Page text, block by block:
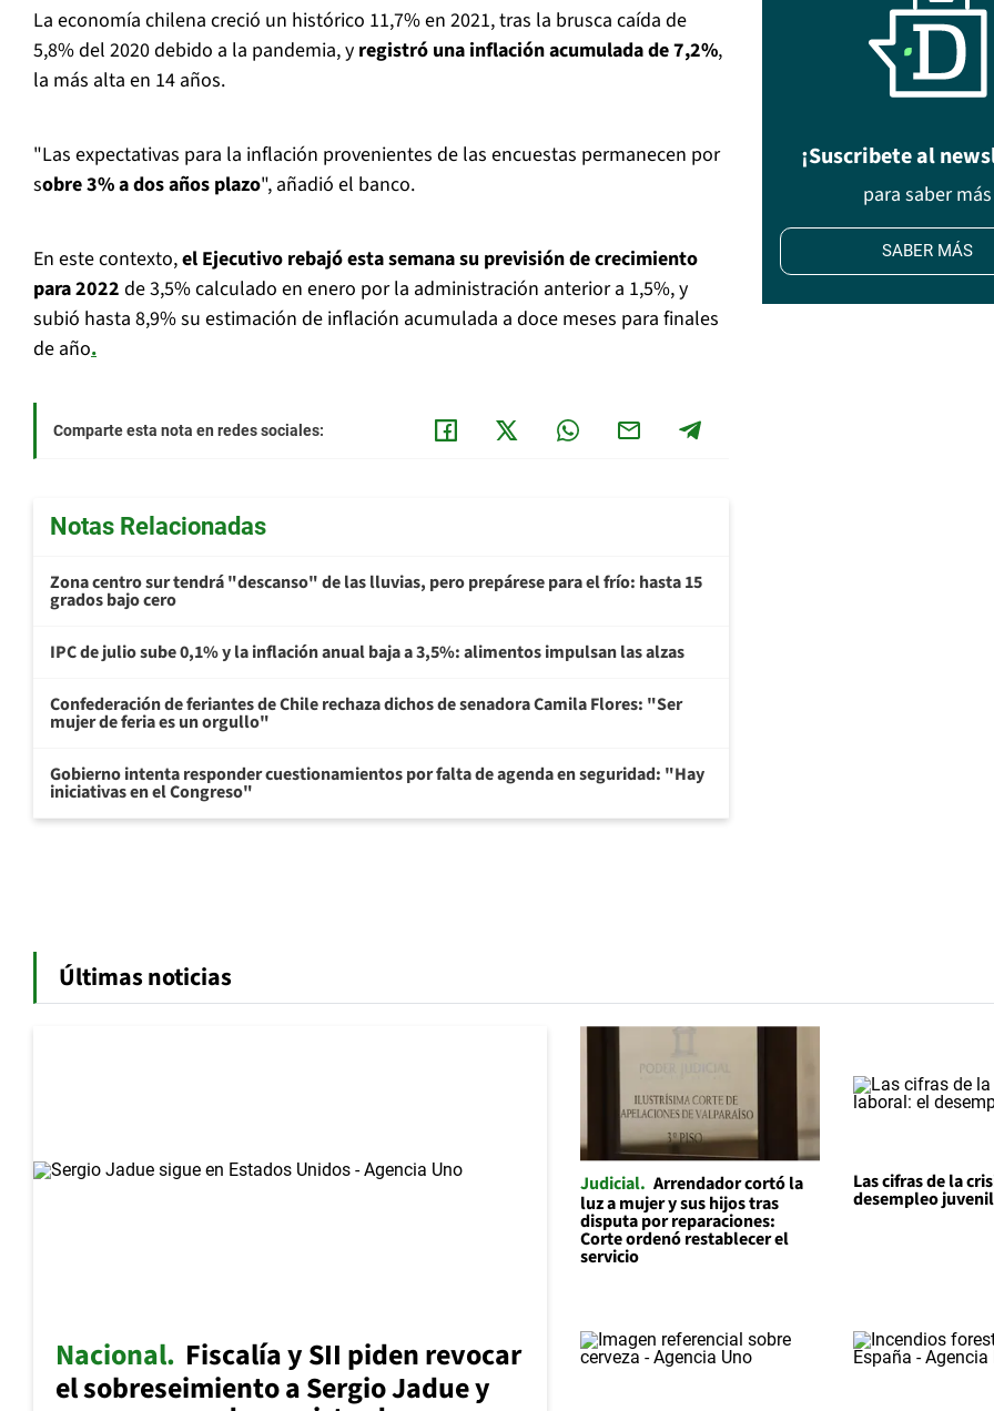
La economía chilena creció un histórico 11,7% en 2021, tras la brusca caída de
5,8% del 2020 debido a la pandemia, y registró una inflación acumulada de 7,2%,
la más alta en 14 años.
"Las expectativas para la inflación provenientes de las encuestas permanecen por
sobre 3% a dos años plazo", añadió el banco.
En este contexto,el Ejecutivo rebajó esta semana su previsión de crecimiento
para 2022 de 3,5% calculado en enero por la administración anterior a 1,5%, y
subió hasta 8,9% su estimación de inflación acumulada a doce meses para finales
de año.
Comparte esta nota en redes sociales:
Notas Relacionadas
Zona centro sur tendrá "descanso" de las lluvias, pero prepárese para el frío: hasta 15
grados bajo cero
IPC de julio sube 0,1% y la inflación anual baja a 3,5%: alimentos impulsan las alzas
Confederación de feriantes de Chile rechaza dichos de senadora Camila Flores: "Ser
mujer de feria es un orgullo"
Gobierno intenta responder cuestionamientos por falta de agenda en seguridad: "Hay
iniciativas en el Congreso"
¡Suscribete al
para saber más
SABER MÁS
Últimas noticias
Nacional Fiscalía y SII piden revocar
el sobreseimiento a Sergio Jadue y
Judicial Arrendador cortó la
luz a mujer y sus hijos tras
disputa por reparaciones:
Corte ordenó restablecer el
servicio
Las cifras de la
desempleo juvenil